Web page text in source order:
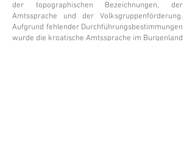
der topographischen Bezeichnungen, der
Amtssprache und der Volksgruppenförderung.
Aufgrund fehlender Durchführungsbestimmungen
wurde die kroatische Amtssprache im Burgenland